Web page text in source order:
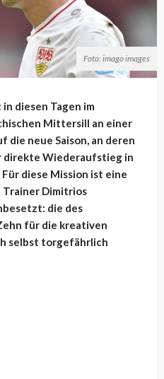
Foto: imago images
diesen Tagen im
Mittersill an einer
die neue Saison, an deren
direkte Wiederaufstieg in
diese Mission ist eine
Trainer Dimitrios
die des
für die kreativen
selbst torgefährlich